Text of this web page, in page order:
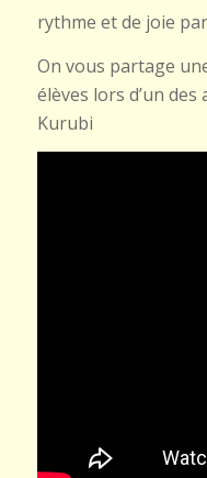
rythme et de joie
On vous partage
élèves lors d’un
Kurubi